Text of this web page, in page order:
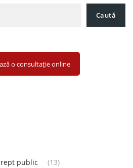
Caută
o consultație online
public
(13)